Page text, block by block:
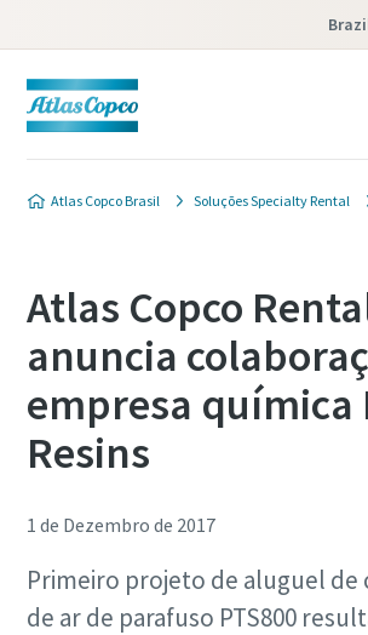
Atlas Copco Brasil Soluções Specialty Rental
Atlas Copco
anuncia
empresa química
Resins
1 de Dezembro de 2017
Primeiro projeto de aluguel de
de ar de parafuso PTS800